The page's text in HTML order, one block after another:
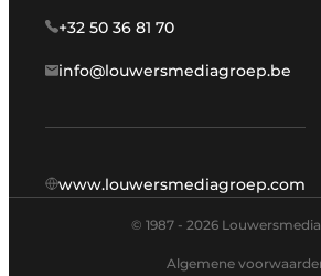
+32 50 36 81 70
info@louwersmediagroep.be
www.louwersmediagroep.com
© 1987 - 2026
Algemene